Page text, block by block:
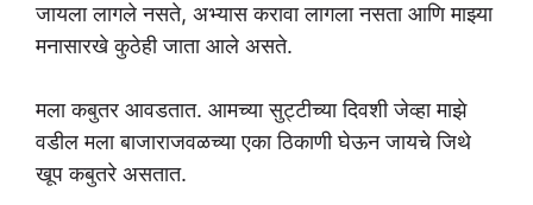
जायला लागले नसते, अभ्यास करावा लागला नसता आणि माझ्या
मनासारखे कुठेही जाता आले असते.
मला कबुतर आवडतात. आमच्या सुट्टीच्या दिवशी जेव्हा माझे
वडील मला बाजाराजवळच्या एका ठिकाणी घेऊन जायचे जिथे
खूप कबुतरे असतात.